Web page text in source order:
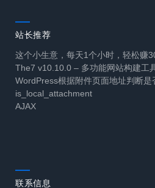
站长推荐
这个小生意，每天1个小时，轻松赚
The7 v10.10.0 – 多功能网站构建工
WordPress根据附件页面地址判断是
is_local_attachment
AJAX
联系信息